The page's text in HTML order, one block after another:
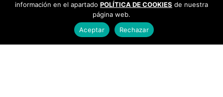
información en el apartado POLÍTICA DE COOKIES de nuestra
página web.
Aceptar
Rechazar